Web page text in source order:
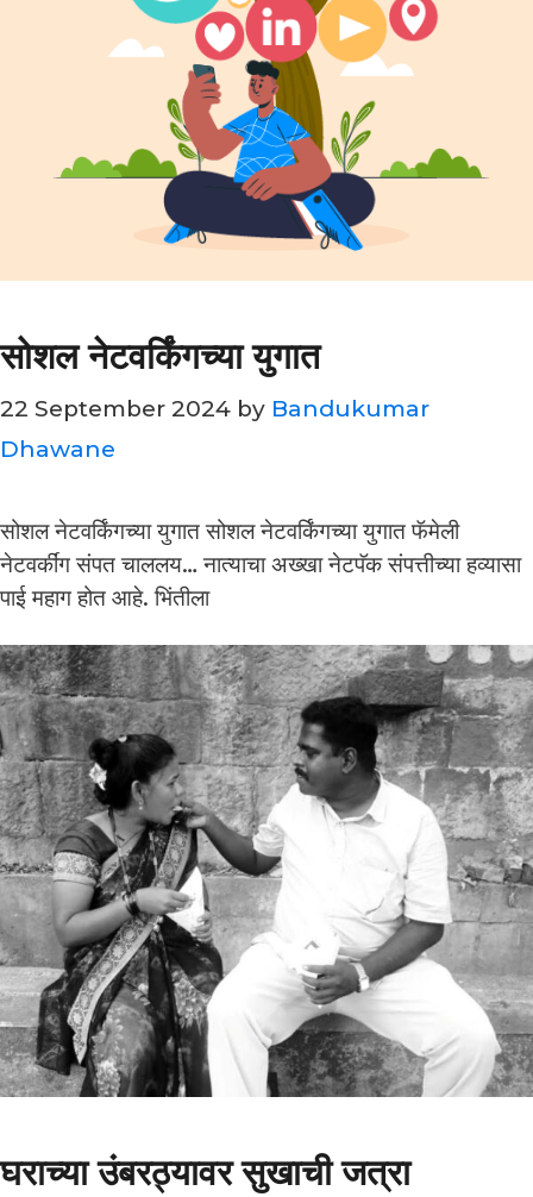
सोशल नेटवर्किंगच्या युगात
22 September 2024 by Bandukumar
Dhawane
सोशल नेटवर्किंगच्या युगात सोशल नेटवर्किंगच्या युगात फॅमेली
नेटवर्कींग संपत चाललय… नात्याचा अख्खा नेटपॅक संपत्तीच्या हव्यासा
पाई महाग होत आहे. भिंतीला
घराच्या उंबरठ्यावर सुखाची जत्रा